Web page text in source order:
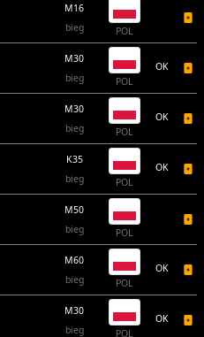
M16
bieg
POL
M30
bieg
POL
OK
M30
bieg
POL
OK
K35
bieg
POL
OK
M50
bieg
POL
M60
bieg
POL
OK
M30
bieg
POL
OK